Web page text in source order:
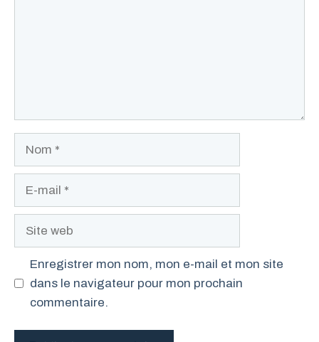
Enregistrer mon nom, mon e-mail et mon site
dans le navigateur pour mon prochain
commentaire.